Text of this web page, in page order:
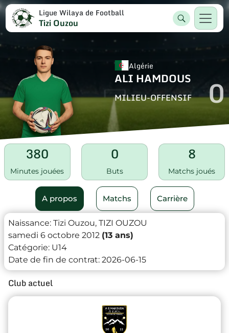
Ligue Wilaya de Football
Tizi Ouzou
Algérie
ALI HAMDOUS
MILIEU-OFFENSIF 0
380
Minutes jouées
0
Buts
8
Matchs joués
A propos Matchs Carrière
Naissance: Tizi Ouzou, TIZI OUZOU
samedi 6 octobre 2012 (13 ans)
Catégorie: U14
Date de fin de contrat: 2026-06-15
Club actuel